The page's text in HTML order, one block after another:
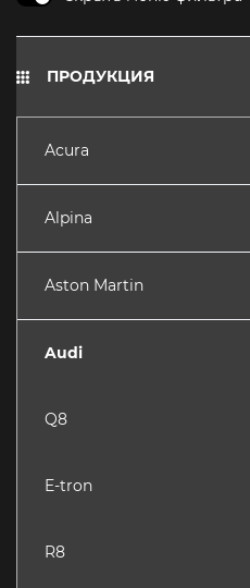
ПРОДУКЦИЯ
Acura
Alpina
Aston Martin
Audi
Q8
E-tron
R8